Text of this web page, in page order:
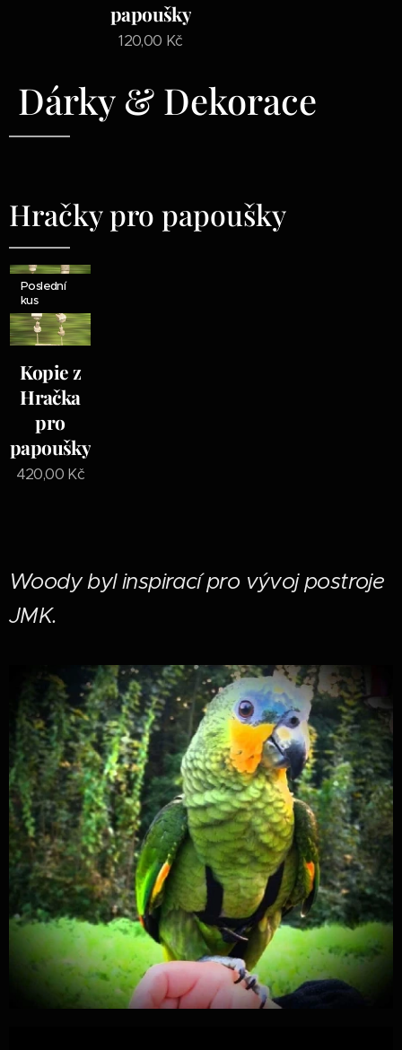
papoušky
120,00 Kč
Dárky & Dekorace
Hračky pro papoušky
Kopie z
Hračka
pro
papoušky
Poslední
kus
420,00 Kč
Woody byl inspirací pro vývoj postroje
JMK.